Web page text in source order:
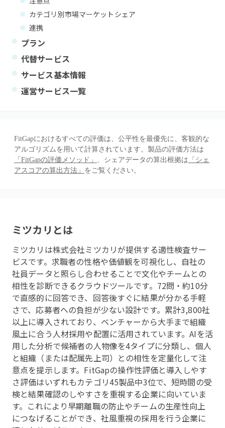
カテゴリ別市場マーケットシェア
連携
プラン
代替サービス
サービス基本情報
運営サービス一覧
FitGapにおけるすべての評価は、公平性を最優先に、客観的な
アルゴリズムを用いて計算されています。製品の評価方法は
「FitGapの評価メソッド」 、シェアデータの算出根拠は 「シェ
アスコアの算出方法」 をご覧ください。
ミツカリ とは
ミツカリは株式会社ミツカリが提供する適性検査サー
ビスです。求職者の性格や価値観を可視化し、自社の
社員データと照らし合わせることで文化やチームとの
相性を診断できるクラウドツールです。72問・約10分
で直感的に回答でき、回答後すぐに結果が分かる手軽
さで、応募者への負担が少ない設計です。累計3,800社
以上に導入されており、ベンチャーから大手まで組織
風土に合う人材採用や配置に活用されています。AIを活
用した分析で候補者の人物像を4タイプに分類し、個人
と組織（または配属先上司）との相性を定量化して注
意点を提示します。FitGapの操作性評価と導入しやす
さ評価はいずれもカテゴリ45製品中3位で、短時間の受
検と結果確認のしやすさを重視する企業に向いていま
す。これにより早期離職の防止やチームの生産性向上
につなげることができ、社風重視の採用を行う企業に